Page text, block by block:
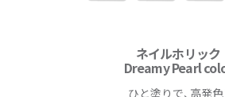
ネイルホリック
Dreamy Pearl
ひと塗りで、高発色